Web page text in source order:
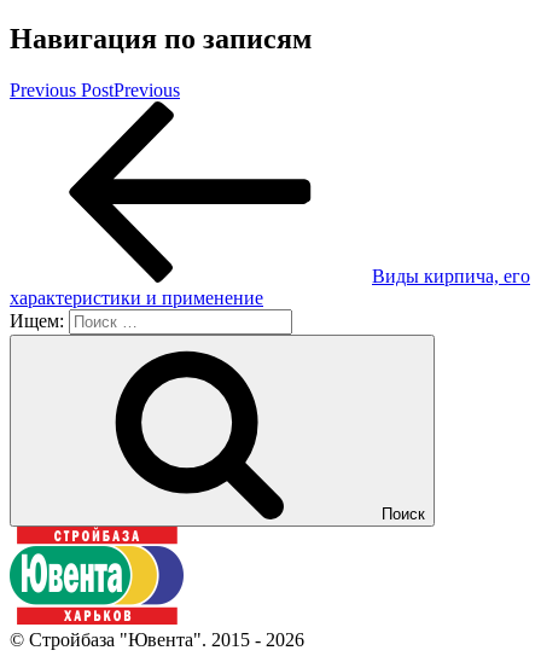
Навигация по записям
Previous PostPrevious
Виды кирпича, его
характеристики и применение
Ищем:
Поиск
© Стройбаза "Ювента". 2015 - 2026